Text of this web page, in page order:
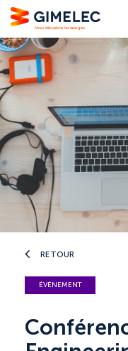
RETOUR
ÉVÉNEMENT